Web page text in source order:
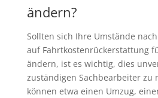
ändern?
Sollten sich Ihre Umstände
auf Fahrtkostenrückerstattung
ändern, ist es wichtig, dies
zuständigen Sachbearbeiter zu
können etwa einen Umzug,